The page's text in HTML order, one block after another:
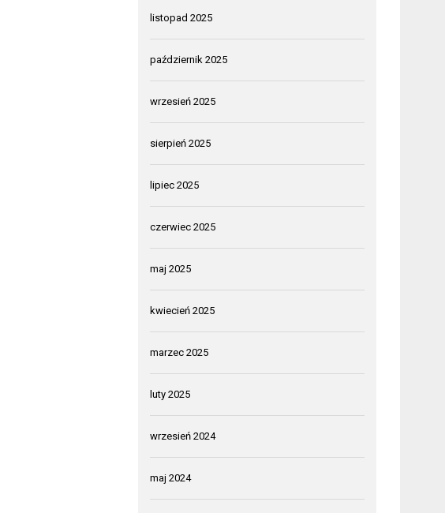
listopad 2025
październik 2025
wrzesień 2025
sierpień 2025
lipiec 2025
czerwiec 2025
maj 2025
kwiecień 2025
marzec 2025
luty 2025
wrzesień 2024
maj 2024